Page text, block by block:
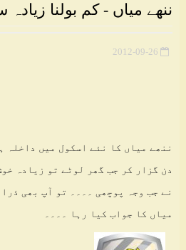
ننھے میاں - کم بولنا زیادہ
2012-09-26
ننھے میاں کا نئے اسکول میں داخلہ
دن گزار کر جب گھر لوٹے تو زیادہ
نے جب وجہ پوچھی ۔۔۔۔ تو آپ بھی
میاں کا جواب کیا رہا ۔۔۔۔